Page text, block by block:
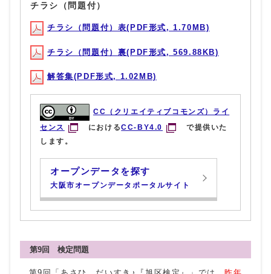
チラシ（問題付）
チラシ（問題付）表(PDF形式, 1.70MB)
チラシ（問題付）裏(PDF形式, 569.88KB)
解答集(PDF形式, 1.02MB)
CC（クリエイティブコモンズ）ライ
センス
におけるCC-BY4.0
で提供いた
します。
オープンデータを探す
大阪市オープンデータポータルサイト
第9回 検定問題